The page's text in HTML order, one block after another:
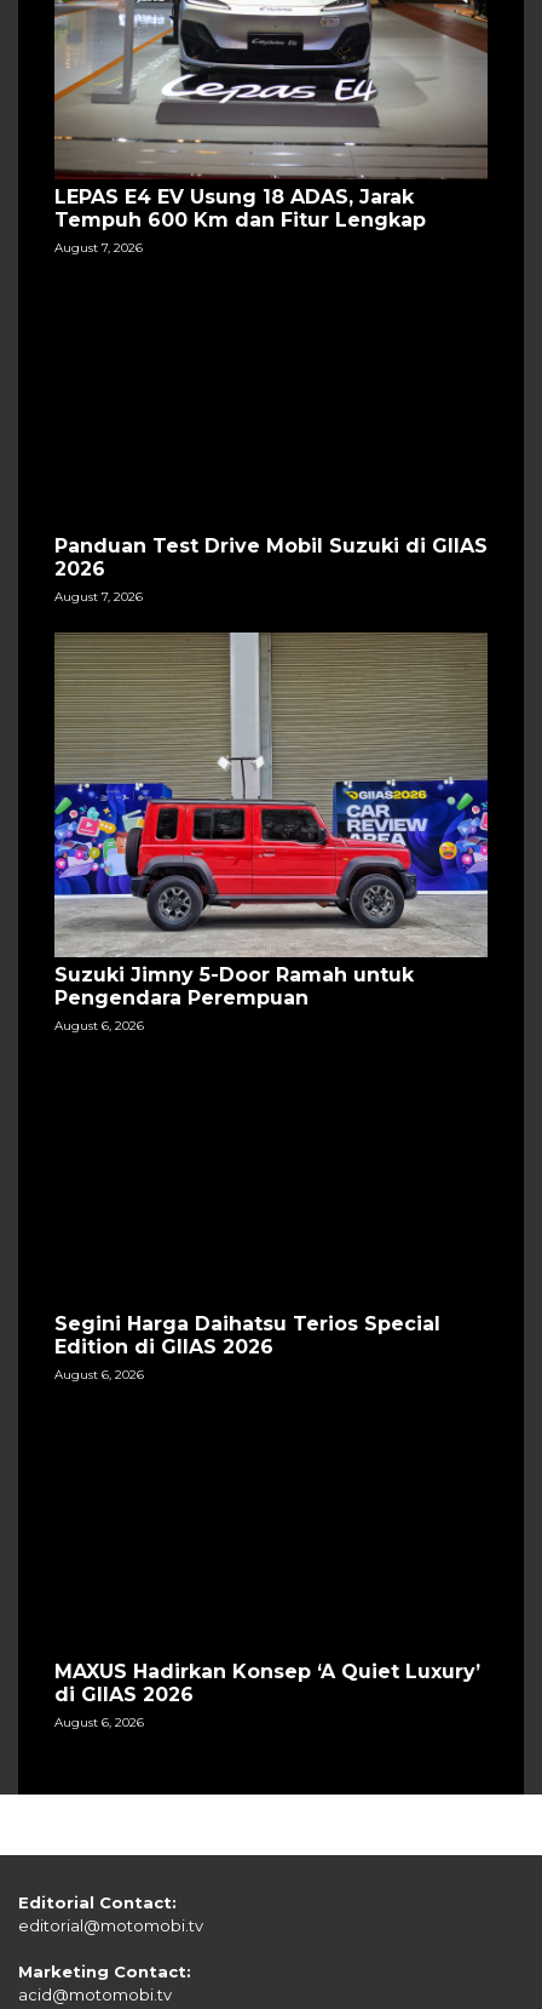
LEPAS E4 EV Usung 18 ADAS, Jarak
Tempuh 600 Km dan Fitur Lengkap
August 7, 2026
Panduan Test Drive Mobil Suzuki di GIIAS
2026
August 7, 2026
Suzuki Jimny 5-Door Ramah untuk
Pengendara Perempuan
August 6, 2026
Segini Harga Daihatsu Terios Special
Edition di GIIAS 2026
August 6, 2026
MAXUS Hadirkan Konsep ‘A Quiet Luxury’
di GIIAS 2026
August 6, 2026
Editorial Contact:
editorial@motomobi.tv
Marketing Contact:
acid@motomobi.tv